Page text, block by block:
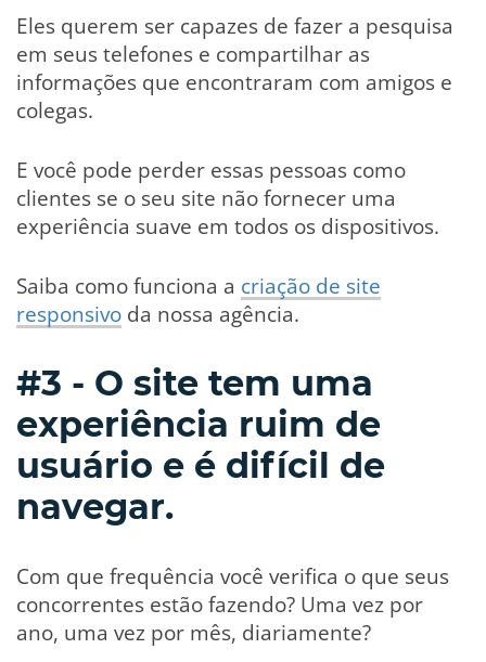
Eles querem ser capazes de fazer a pesquisa
em seus telefones e compartilhar as
informações que encontraram com amigos e
colegas.
E você pode perder essas pessoas como
clientes se o seu site não fornecer uma
experiência suave em todos os dispositivos.
Saiba como funciona a criação de site
responsivo da nossa agência.
#3 - O site tem uma
experiência ruim de
usuário e é difícil de
navegar.
Com que frequência você verifica o que seus
concorrentes estão fazendo? Uma vez por
ano, uma vez por mês, diariamente?